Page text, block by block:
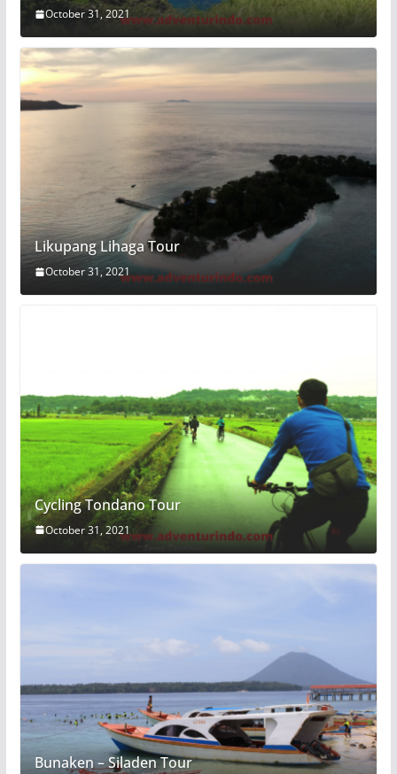
October 31, 2021
Likupang Lihaga Tour
October 31, 2021
Cycling Tondano Tour
October 31, 2021
Bunaken – Siladen Tour